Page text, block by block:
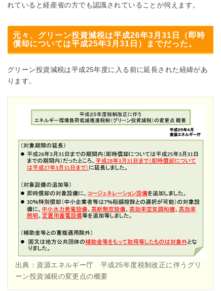
れていると経産省の方でも認識されていることが伺えます。
元々、グリーン投資減税は平成26年3月31日（即時
償却については平成25年3月31日）までだった。
グリーン投資減税は平成25年度に入る前に延長された経緯があ
ります。
出典：資源エネルギー庁 平成25年度税制改正に伴うグリ
ーン投資減税の変更点の概要